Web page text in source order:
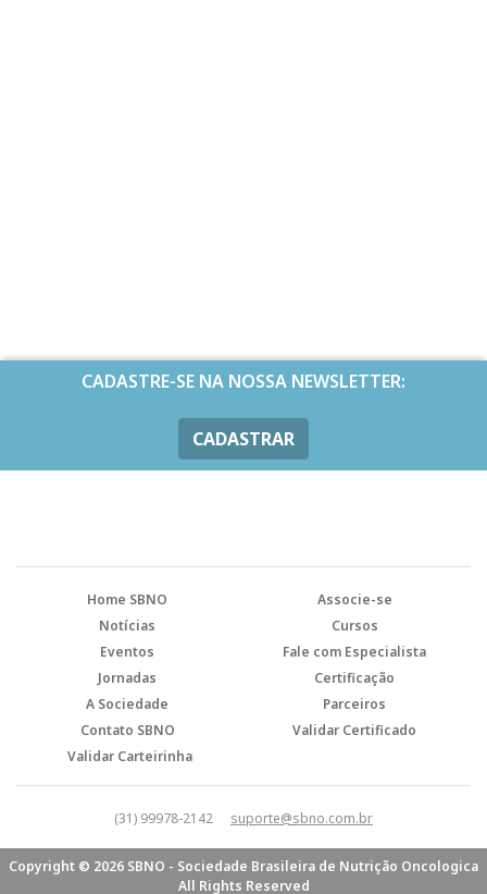
CADASTRE-SE NA NOSSA NEWSLETTER:
CADASTRAR
Home SBNO
Associe-se
Notícias
Cursos
Eventos
Fale com Especialista
Jornadas
Certificação
A Sociedade
Parceiros
Contato SBNO
Validar Certificado
Validar Carteirinha
(31) 99978-2142 suporte@sbno.com.br
Copyright © 2026 SBNO - Sociedade Brasileira de Nutrição Oncologica
All Rights Reserved